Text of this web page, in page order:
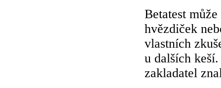
Betatest
hvězdiček
vlastních
u dalších
zakladatel